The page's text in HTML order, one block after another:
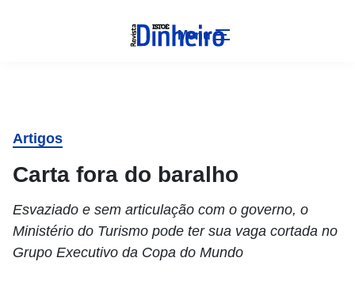
Menu
Artigos
Carta fora do baralho
Esvaziado e sem articulação com o governo, o
Ministério do Turismo pode ter sua vaga cortada no
Grupo Executivo da Copa do Mundo